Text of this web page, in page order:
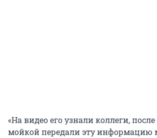
«На видео его узнали коллеги,
мойкой передали эту информацию